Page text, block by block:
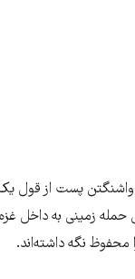
و واشنگتن پست از قول
حمله زمینی به داخل
محفوظ نگه داشته‌اند.